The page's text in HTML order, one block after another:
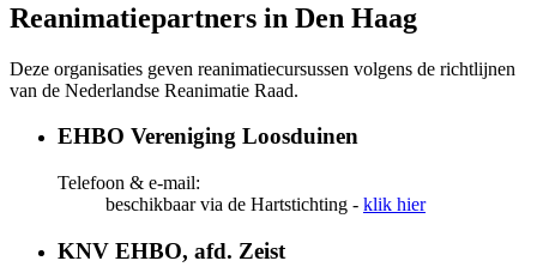
Reanimatiepartners in Den Haag
Deze organisaties geven reanimatiecursussen volgens de richtlijnen
van de Nederlandse Reanimatie Raad.
EHBO Vereniging Loosduinen
Telefoon & e-mail:
beschikbaar via de Hartstichting - klik hier
KNV EHBO, afd. Zeist